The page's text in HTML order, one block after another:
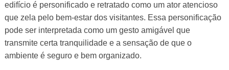
edifício é personificado e retratado como um ator atencioso
que zela pelo bem-estar dos visitantes. Essa personificação
pode ser interpretada como um gesto amigável que
transmite certa tranquilidade e a sensação de que o
ambiente é seguro e bem organizado.